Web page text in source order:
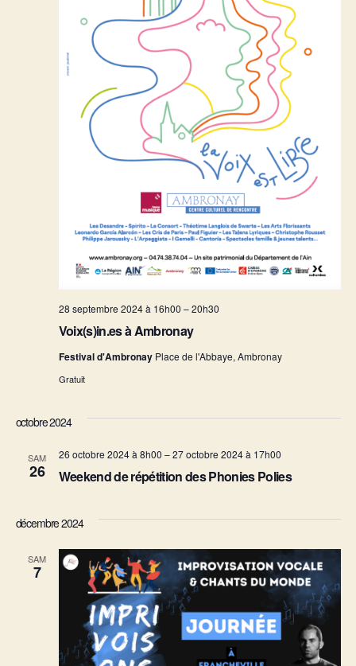
Voix(s)in.es à Ambronay
28 septembre 2024 à 16h00 –20h30
Festival d'Ambronay Place de l'Abbaye, Ambronay
Gratuit
octobre 2024
SAM
26 Weekend de répétition des Phonies Polies
26 octobre 2024 à 8h00 –27 octobre 2024 à 17h00
décembre 2024
SAM
7